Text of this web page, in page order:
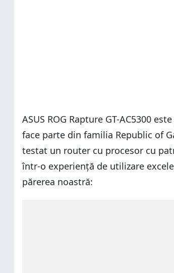
ASUS ROG Rapture GT-AC5300
face parte din familia Republic of
testat un router cu procesor cu
într-o experiență de utilizare
părerea noastră: